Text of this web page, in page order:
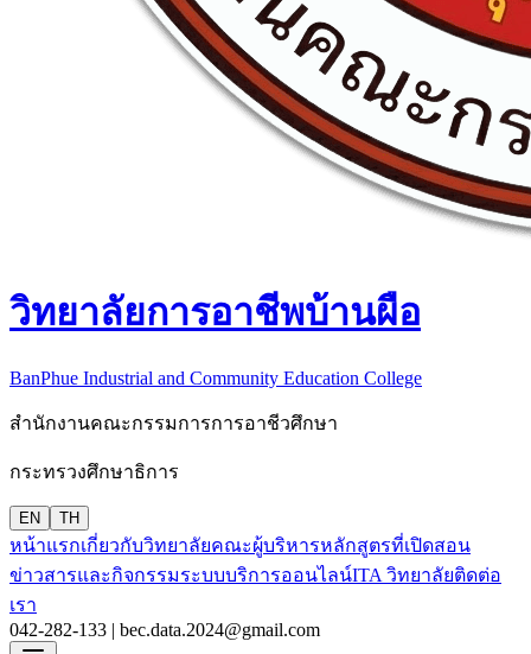
วิทยาลัยการอาชีพบ้านผือ
BanPhue Industrial and Community Education College
สำนักงานคณะกรรมการการอาชีวศึกษา
กระทรวงศึกษาธิการ
EN TH
หน้าแรกเกี่ยวกับวิทยาลัยคณะผู้บริหารหลักสูตรที่เปิดสอน
ข่าวสารและกิจกรรมระบบบริการออนไลน์ITA วิทยาลัยติดต่อ
เรา
042-282-133 | bec.data.2024@gmail.com